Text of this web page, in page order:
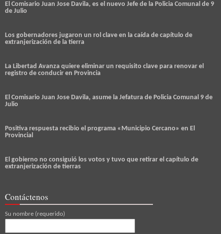
El Comisario Juan Jose Davila, es el nuevo Jefe de la Policia Comunal de 9
de Julio
Los gobernadores jugaron un rol clave en la caída de capítulo de
extranjerización de la tierra
La Libertad Avanza quiere eliminar un requisito clave para renovar el
registro de conducir en Provincia
El Comisario Juan Jose Davila, asume la Jefatura de Policia Comunal 9 de
Julio
Positiva respuesta recibio el programa «Municipio Cercano» en El
Provincial
El gobierno no consiguió los votos y tuvo que retirar el capítulo de
extranjerización de tierras
Contáctenos
Su nombre (requerido)